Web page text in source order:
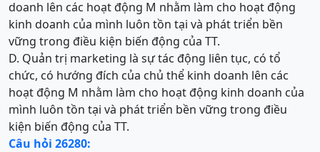
doanh lên các hoạt động M nhằm làm cho hoạt động
kinh doanh của mình luôn tồn tại và phát triển bền
vững trong điều kiện biến động của TT.
D. Quản trị marketing là sự tác động liên tục, có tổ
chức, có hướng đích của chủ thể kinh doanh lên các
hoạt động M nhằm làm cho hoạt động kinh doanh của
mình luôn tồn tại và phát triển bền vững trong điều
kiện biến động của TT.
Câu hỏi 26280: